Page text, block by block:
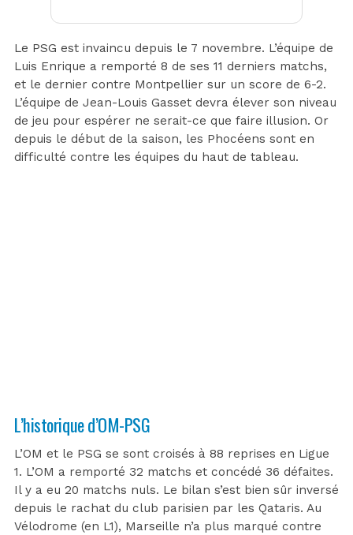
Le PSG est invaincu depuis le 7 novembre. L’équipe de
Luis Enrique a remporté 8 de ses 11 derniers matchs,
et le dernier contre Montpellier sur un score de 6-2.
L’équipe de Jean-Louis Gasset devra élever son niveau
de jeu pour espérer ne serait-ce que faire illusion. Or
depuis le début de la saison, les Phocéens sont en
difficulté contre les équipes du haut de tableau.
L’historique d’OM-PSG
L’OM et le PSG se sont croisés à 88 reprises en Ligue
1. L’OM a remporté 32 matchs et concédé 36 défaites.
Il y a eu 20 matchs nuls. Le bilan s’est bien sûr inversé
depuis le rachat du club parisien par les Qataris. Au
Vélodrome (en L1), Marseille n’a plus marqué contre